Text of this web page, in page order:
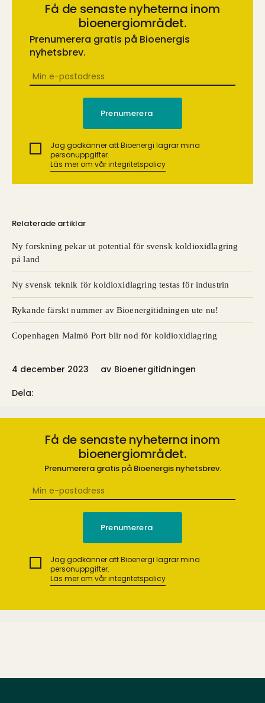
Få de senaste nyheterna inom
bioenergiområdet.
Prenumerera gratis på Bioenergis
nyhetsbrev.
Jag godkänner att Bioenergi lagrar mina
personuppgifter.
Läs mer om vår integritetspolicy
Relaterade artiklar
Ny forskning pekar ut potential för svensk koldioxidlagring
på land
Ny svensk teknik för koldioxidlagring testas för industrin
Rykande färskt nummer av Bioenergitidningen ute nu!
Copenhagen Malmö Port blir nod för koldioxidlagring
4 december 2023 av Bioenergitidningen
Dela:
Få de senaste nyheterna inom
bioenergiområdet.
Prenumerera gratis på Bioenergis nyhetsbrev.
Jag godkänner att Bioenergi lagrar mina
personuppgifter.
Läs mer om vår integritetspolicy